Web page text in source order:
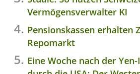
Vermögensverwalter KI
Pensionskassen erhalten
Repomarkt
Eine Woche nach der